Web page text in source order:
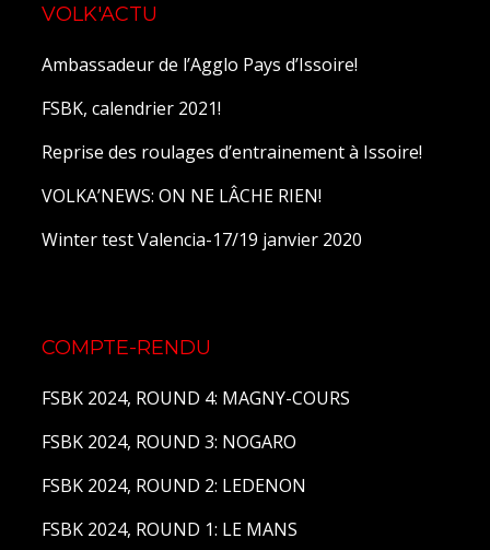
VOLK'ACTU
Ambassadeur de l’Agglo Pays d’Issoire!
FSBK, calendrier 2021!
Reprise des roulages d’entrainement à Issoire!
VOLKA’NEWS: ON NE LÂCHE RIEN!
Winter test Valencia-17/19 janvier 2020
COMPTE-RENDU
FSBK 2024, ROUND 4: MAGNY-COURS
FSBK 2024, ROUND 3: NOGARO
FSBK 2024, ROUND 2: LEDENON
FSBK 2024, ROUND 1: LE MANS